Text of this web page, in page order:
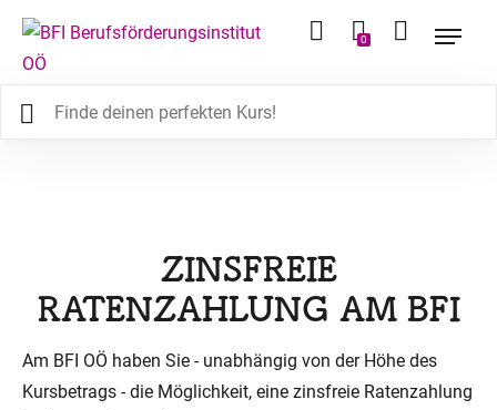
0
ZINSFREIE
RATENZAHLUNG AM BFI
Am BFI OÖ haben Sie - unabhängig von der Höhe des
Kursbetrags - die Möglichkeit, eine zinsfreie Ratenzahlung